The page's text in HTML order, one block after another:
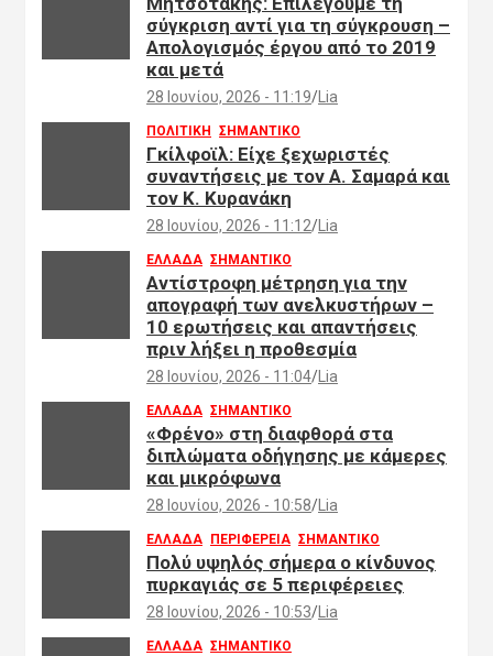
σύγκριση αντί για τη σύγκρουση –
Απολογισμός έργου από το 2019
και μετά
28 Ιουνίου, 2026 - 11:19 Lia
ΠΟΛΙΤΙΚΗ ΣΗΜΑΝΤΙΚΟ
Γκίλφοϊλ: Είχε ξεχωριστές
συναντήσεις με τον Α. Σαμαρά και
τον Κ. Κυρανάκη
28 Ιουνίου, 2026 - 11:12 Lia
ΕΛΛΑΔΑ ΣΗΜΑΝΤΙΚΟ
Αντίστροφη μέτρηση για την
απογραφή των ανελκυστήρων –
10 ερωτήσεις και απαντήσεις
πριν λήξει η προθεσμία
28 Ιουνίου, 2026 - 11:04 Lia
ΕΛΛΑΔΑ ΣΗΜΑΝΤΙΚΟ
«Φρένο» στη διαφθορά στα
διπλώματα οδήγησης με κάμερες
και μικρόφωνα
28 Ιουνίου, 2026 - 10:58 Lia
ΕΛΛΑΔΑ ΠΕΡΙΦΕΡΕΙΑ ΣΗΜΑΝΤΙΚΟ
Πολύ υψηλός σήμερα ο κίνδυνος
πυρκαγιάς σε 5 περιφέρειες
28 Ιουνίου, 2026 - 10:53 Lia
ΕΛΛΑΔΑ ΣΗΜΑΝΤΙΚΟ